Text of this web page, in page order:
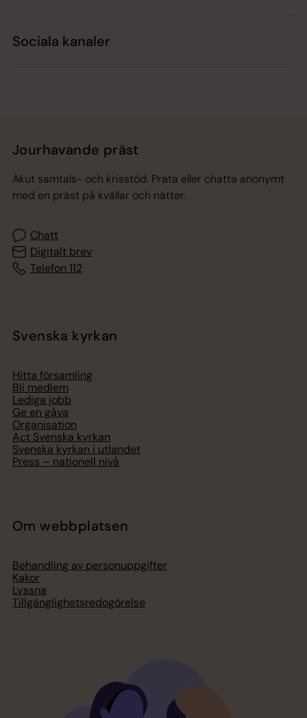
Sociala kanaler
Jourhavande präst
Akut samtals- och krisstöd. Prata eller chatta anonymt
med en präst på kvällar och nätter.
Chatt
Digitalt brev
Telefon 112
Svenska kyrkan
Hitta församling
Bli medlem
Lediga jobb
Ge en gåva
Organisation
Act Svenska kyrkan
Svenska kyrkan i utlandet
Press – nationell nivå
Om webbplatsen
Behandling av personuppgifter
Kakor
Lyssna
Tillgänglighetsredogörelse